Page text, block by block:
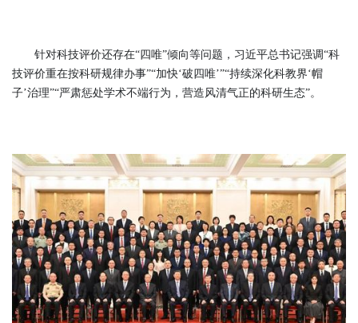
针对科技评价还存在“四唯”倾向等问题，习近平总书记强调“科
技评价重在按科研规律办事”“加快‘破四唯’”“持续深化科教界‘帽
子’治理”“严肃惩处学术不端行为，营造风清气正的科研生态”。